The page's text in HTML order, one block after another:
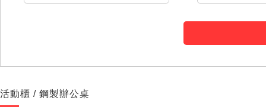
活動櫃 / 鋼製辦公桌